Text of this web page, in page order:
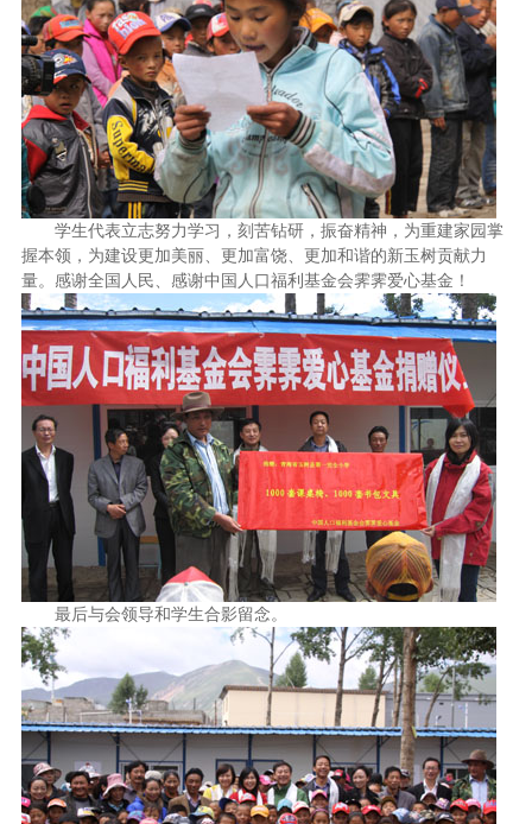
学生代表立志努力学习，刻苦钻研，振奋精神，为重建家园掌
握本领，为建设更加美丽、更加富饶、更加和谐的新玉树贡献力
量。感谢全国人民、感谢中国人口福利基金会霁霁爱心基金！
最后与会领导和学生合影留念。